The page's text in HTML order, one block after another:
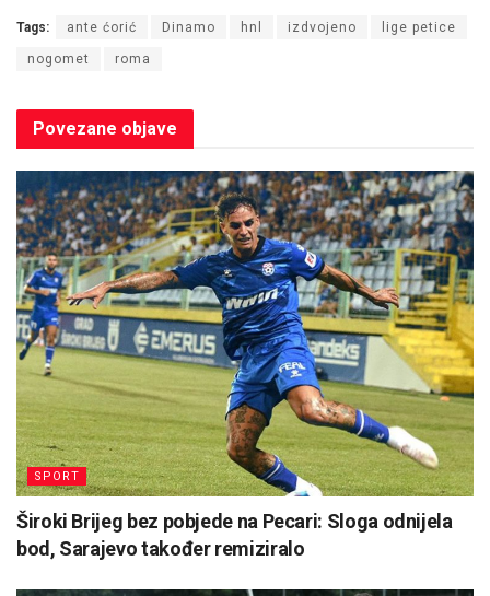
Tags: ante ćorić Dinamo hnl izdvojeno lige petice
nogomet roma
Povezane objave
SPORT
Široki Brijeg bez pobjede na Pecari: Sloga odnijela
bod, Sarajevo također remiziralo